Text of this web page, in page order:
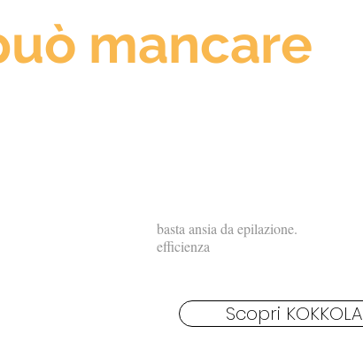
mancare
basta ansia da epilazione.
efficienza
Scopri KOKKOLA